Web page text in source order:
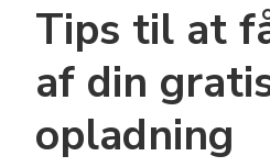
Tips til at
af din
opladning